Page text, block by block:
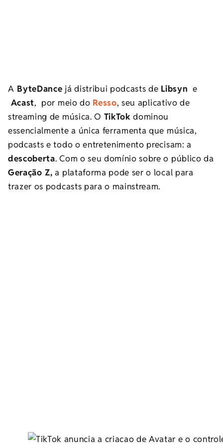
A ByteDance já distribui podcasts de Libsyn e
Acast, por meio do Resso, seu aplicativo de
streaming de música. O TikTok dominou
essencialmente a única ferramenta que música,
podcasts e todo o entretenimento precisam: a
descoberta. Com o seu domínio sobre o público da
Geração Z, a plataforma pode ser o local para
trazer os podcasts para o mainstream.